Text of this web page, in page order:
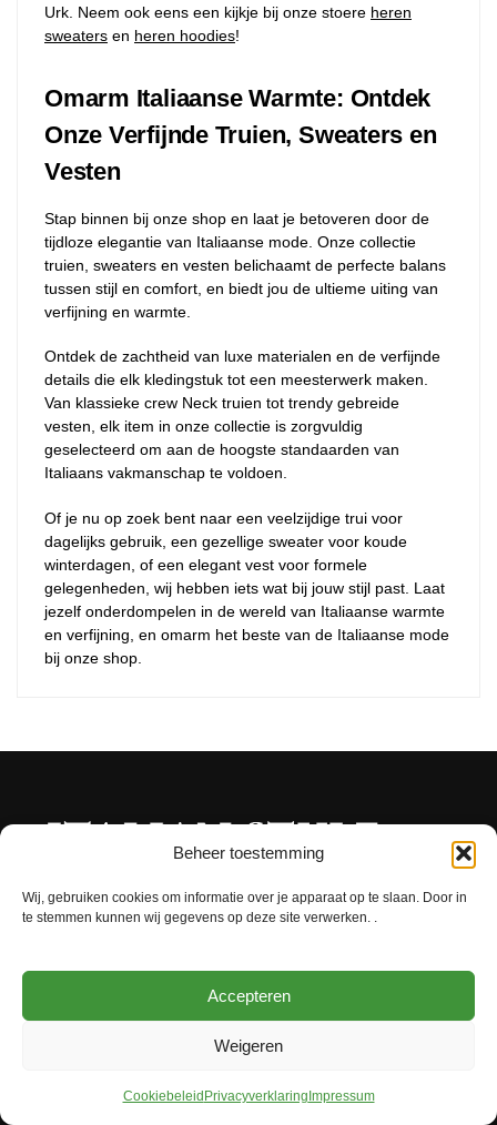
Beheer toestemming
Wij, gebruiken cookies om informatie over je apparaat op te slaan. Door in
te stemmen kunnen wij gegevens op deze site verwerken. .
Accepteren
Weigeren
Cookiebeleid Privacyverklaring Impressum
Urk. Neem ook eens een kijkje bij onze stoere heren
sweaters en heren hoodies!
Omarm Italiaanse Warmte: Ontdek
Onze Verfijnde Truien, Sweaters en
Vesten
Stap binnen bij onze shop en laat je betoveren door de
tijdloze elegantie van Italiaanse mode. Onze collectie
truien, sweaters en vesten belichaamt de perfecte balans
tussen stijl en comfort, en biedt jou de ultieme uiting van
verfijning en warmte.
Ontdek de zachtheid van luxe materialen en de verfijnde
details die elk kledingstuk tot een meesterwerk maken.
Van klassieke crew Neck truien tot trendy gebreide
vesten, elk item in onze collectie is zorgvuldig
geselecteerd om aan de hoogste standaarden van
Italiaans vakmanschap te voldoen.
Of je nu op zoek bent naar een veelzijdige trui voor
dagelijks gebruik, een gezellige sweater voor koude
winterdagen, of een elegant vest voor formele
gelegenheden, wij hebben iets wat bij jouw stijl past. Laat
jezelf onderdompelen in de wereld van Italiaanse warmte
en verfijning, en omarm het beste van de Italiaanse mode
bij onze shop.
★★★★★